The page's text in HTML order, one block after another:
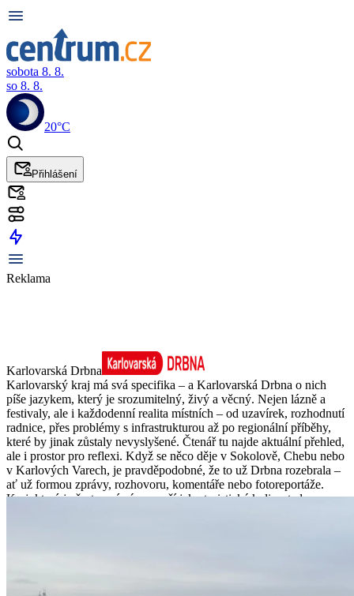
sobota 8. 8.
so 8. 8.
20°C
Přihlášení
Reklama
Karlovarská Drbna
Karlovarský kraj má svá specifika – a Karlovarská Drbna o nich
píše jazykem, který je srozumitelný, živý a věcný. Nejen lázně a
festivaly, ale i každodenní realita místních – od uzavírek, rozhodnutí
radnice, přes problémy s infrastrukturou až po regionální příběhy,
které by jinak zůstaly nevyslyšené. Čtenář tu najde aktuální přehled,
ale i prostor pro reflexi. Když se něco děje v Sokolově, Chebu nebo
v Karlových Varech, je pravděpodobné, že to už Drbna rozebrala –
ať už formou zprávy, rozhovoru, komentáře nebo fotoreportáže.
Kraj, který je často vnímán zvenčí jako turistická kulisa, tady